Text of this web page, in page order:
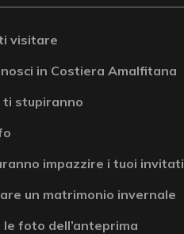
visitare
in Costiera Amalfitana
ti stupiranno
impazzire i tuoi invitati
un matrimonio invernale
foto dell’anteprima